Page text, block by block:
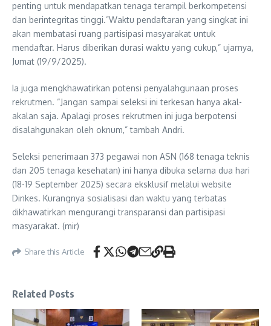
penting untuk mendapatkan tenaga terampil berkompetensi
dan berintegritas tinggi.”Waktu pendaftaran yang singkat ini
akan membatasi ruang partisipasi masyarakat untuk
mendaftar. Harus diberikan durasi waktu yang cukup,” ujarnya,
Jumat (19/9/2025).
Ia juga mengkhawatirkan potensi penyalahgunaan proses
rekrutmen. “Jangan sampai seleksi ini terkesan hanya akal-
akalan saja. Apalagi proses rekrutmen ini juga berpotensi
disalahgunakan oleh oknum,” tambah Andri.
Seleksi penerimaan 373 pegawai non ASN (168 tenaga teknis
dan 205 tenaga kesehatan) ini hanya dibuka selama dua hari
(18-19 September 2025) secara eksklusif melalui website
Dinkes. Kurangnya sosialisasi dan waktu yang terbatas
dikhawatirkan mengurangi transparansi dan partisipasi
masyarakat. (mir)
Share this Article
Related Posts